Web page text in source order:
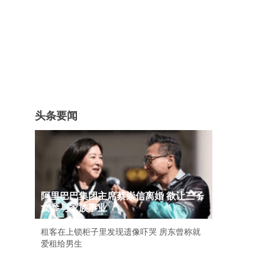
头条要闻
阿里巴巴集团主席蔡崇信离婚 欲让三子
女参与家族事业
租客在上锁柜子里发现遗像吓哭 房东曾称就
爱租给男生